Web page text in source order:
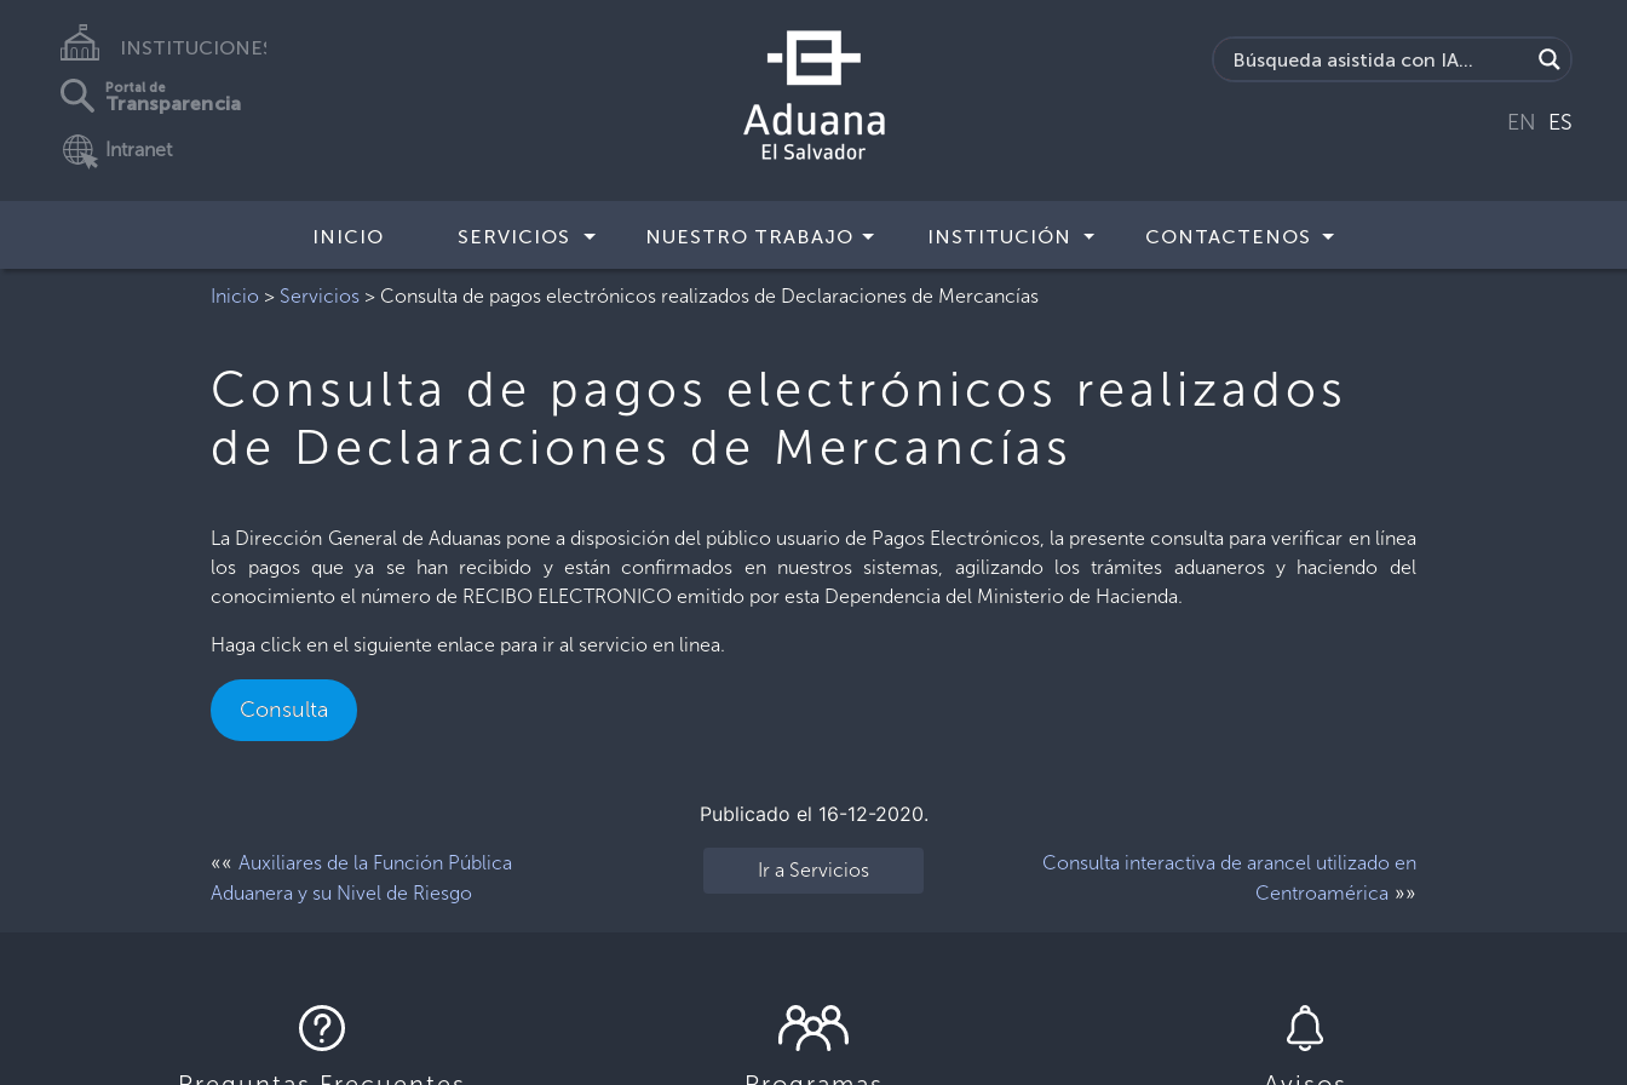
INSTITUCIONES
Portal de
Transparencia
Intranet
EN ES
INICIO SERVICIOS NUESTRO TRABAJO INSTITUCIÓN CONTACTENOS
Inicio > Servicios > Consulta de pagos electrónicos realizados de Declaraciones de Mercancías
Consulta de pagos electrónicos realizados
de Declaraciones de Mercancías
La Dirección General de Aduanas pone a disposición del público usuario de Pagos Electrónicos, la presente consulta para verificar en línea
los pagos que ya se han recibido y están confirmados en nuestros sistemas, agilizando los trámites aduaneros y haciendo del
conocimiento el número de RECIBO ELECTRONICO emitido por esta Dependencia del Ministerio de Hacienda.
Haga click en el siguiente enlace para ir al servicio en linea.
Consulta
Publicado el 16-12-2020.
««Auxiliares de la Función Pública
Aduanera y su Nivel de Riesgo
Ir a Servicios
Consulta interactiva de arancel utilizado en
Centroamérica »»